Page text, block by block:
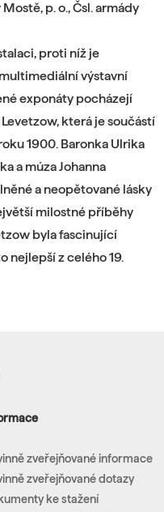
p. o., Čsl. armády
proti níž je
výstavní
exponáty pocházejí
která je součástí
1900. Baronka Ulrika
a múza Johanna
a neopětované lásky
milostné příběhy
byla fascinující
nejlepší z celého 19.
zveřejňované informace
zveřejňované dotazy
ke stažení